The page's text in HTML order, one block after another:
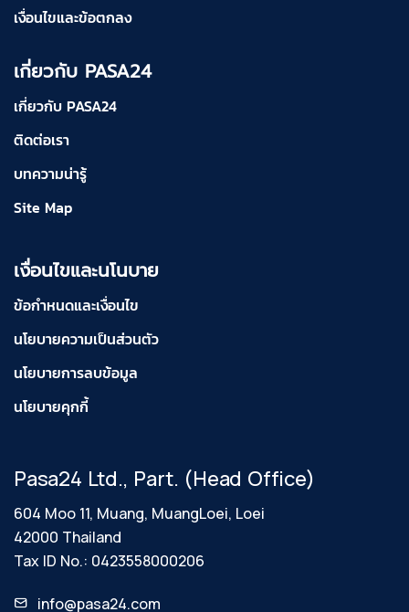
เงื่อนไขและข้อตกลง
เกี่ยวกับ PASA24
เกี่ยวกับ PASA24
ติดต่อเรา
บทความน่ารู้
Site Map
เงื่อนไขและนโนบาย
ข้อกำหนดและเงื่อนไข
นโยบายความเป็นส่วนตัว
นโยบายการลบข้อมูล
นโยบายคุกกี้
Pasa24 Ltd., Part. (Head Office)
604 Moo 11, Muang, MuangLoei, Loei
42000 Thailand
Tax ID No.: 0423558000206
info@pasa24.com